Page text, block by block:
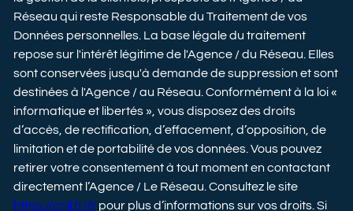
Réseau qui reste Responsable du Traitement de vos
Données personnelles. La base légale du traitement
repose sur l'intérêt légitime de l'Agence / du Réseau. Elles
sont conservées jusqu'à demande de suppression et sont
destinées à l'Agence / au Réseau. Conformément à la loi «
informatique et libertés », vous disposez des droits
d’accès, de rectification, d’effacement, d’opposition, de
limitation et de portabilité de vos données. Vous pouvez
retirer votre consentement à tout moment en contactant
directement l’Agence / Le Réseau. Consultez le site
https://cnil.fr/fr pour plus d’informations sur vos droits. Si